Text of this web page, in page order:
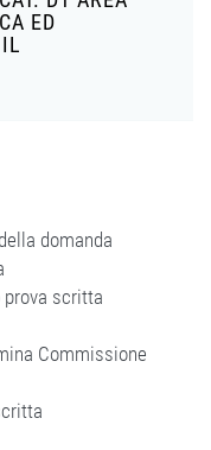
ED
domanda
scritta
Commissione